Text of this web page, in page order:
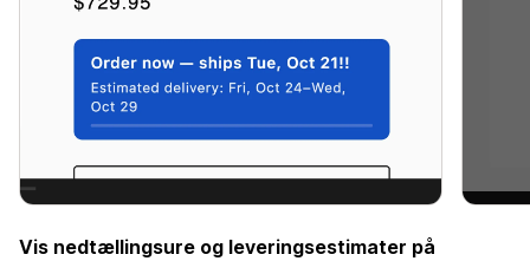
Vis nedtællingsure og leveringsestimater på